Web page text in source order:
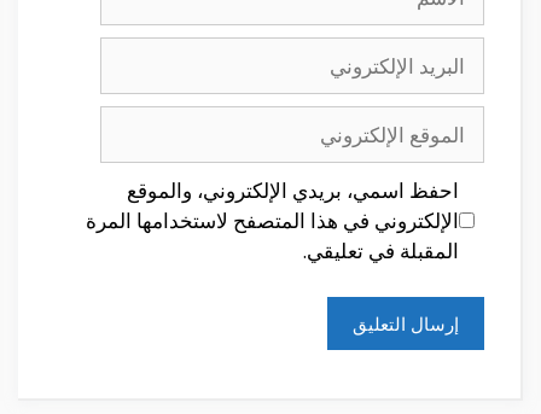
البريد
الإلكتروني
الموقع
الإلكتروني
احفظ اسمي، بريدي الإلكتروني، والموقع
الإلكتروني في هذا المتصفح لاستخدامها المرة
المقبلة في تعليقي.